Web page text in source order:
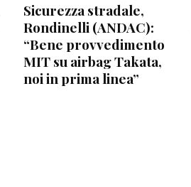
Sicurezza stradale,
Rondinelli (ANDAC):
“Bene provvedimento
MIT su airbag Takata,
noi in prima linea”